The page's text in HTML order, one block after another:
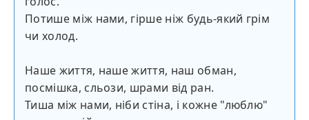
Потише між нами, гірше ніж будь-який грім
чи холод.
Наше життя, наше життя, наш обман,
посмішка, сльози, шрами від ран.
Тиша між нами, ніби стіна, і кожне "люблю"